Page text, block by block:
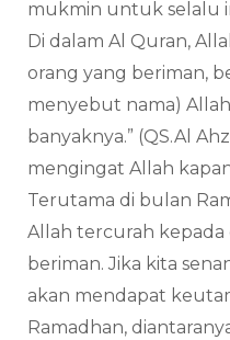
mukmin untuk selalu
Di dalam Al Quran,
orang yang beriman,
menyebut nama)
banyaknya.” (QS.Al
mengingat Allah
Terutama di bulan
Allah tercurah kepada
beriman. Jika kita
akan mendapat
Ramadhan,